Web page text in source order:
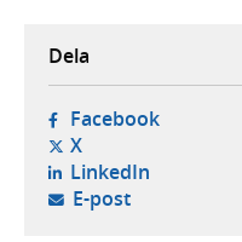
Dela
Facebook-
X- öppnas i ny flik,
LinkedIn- öppnas
E-post- öppnar